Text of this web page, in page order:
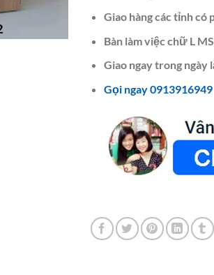
Giao hàng các tỉnh có
Bàn làm việc chữ L
Giao ngay trong ngày
Gọi ngay 0913916949